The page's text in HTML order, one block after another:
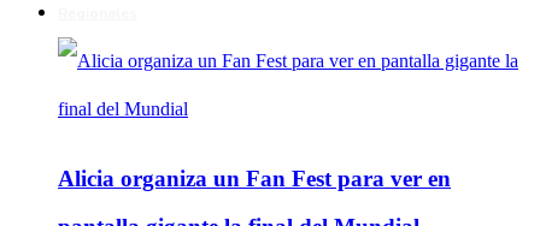
Alicia organiza un Fan Fest para ver en